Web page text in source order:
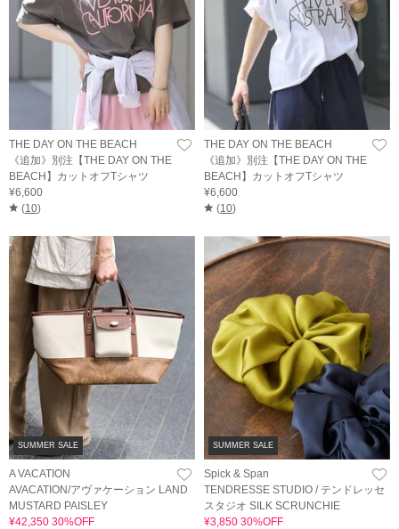
THE DAY ON THE BEACH
《追加》別注【THE DAY ON THE
BEACH】カットオフTシャツ
¥6,600
(10)
THE DAY ON THE BEACH
《追加》別注【THE DAY ON THE
BEACH】カットオフTシャツ
¥6,600
(10)
SUMMER SALE
A VACATION
AVACATION/アヴァケーション LAND
MUSTARD PAISLEY
¥42,350 30%OFF
SUMMER SALE
Spick & Span
TENDRESSE STUDIO / テンドレッセ
スタジオ SILK SCRUNCHIE
¥3,850 30%OFF